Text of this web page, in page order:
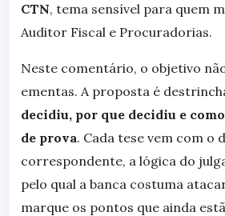
CTN, tema sensível para quem
Auditor Fiscal e Procuradorias.
Neste comentário, o objetivo
ementas. A proposta é
decidiu, por que decidiu e
de prova. Cada tese vem com o
correspondente, a lógica do
pelo qual a banca costuma
marque os pontos que ainda